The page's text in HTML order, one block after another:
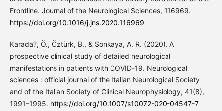
Frontline. Journal of the Neurological Sciences, 116969.
https://doi.org/10.1016/j.jns.2020.116969
Karada?, Ö., Öztürk, B., & Sonkaya, A. R. (2020). A
prospective clinical study of detailed neurological
manifestations in patients with COVID-19. Neurological
sciences : official journal of the Italian Neurological Society
and of the Italian Society of Clinical Neurophysiology, 41(8),
1991–1995. https://doi.org/10.1007/s10072-020-04547-7